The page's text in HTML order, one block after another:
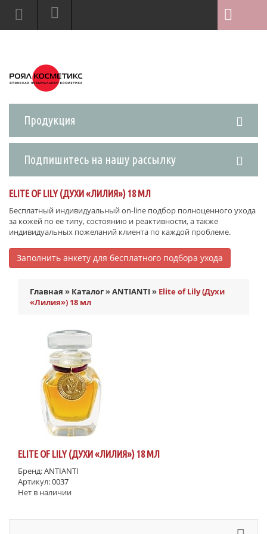
Продукция
Подпишитесь на нашу рассылку
ELITE OF LILY (ДУХИ «ЛИЛИЯ») 18 МЛ
Бесплатный индивидуальный on-line подбор полноценного ухода
за кожей по ее типу, состоянию и реактивности, а также
индивидуальных пожеланий клиента по каждой проблеме.
Заполнить анкету для бесплатного подбора ухода
Главная » Каталог»ANTIANTI» Elite of Lily (Духи
«Лилия») 18 мл
ELITE OF LILY (ДУХИ «ЛИЛИЯ») 18 МЛ
Бренд:ANTIANTI
Артикул:0037
Нет в наличии